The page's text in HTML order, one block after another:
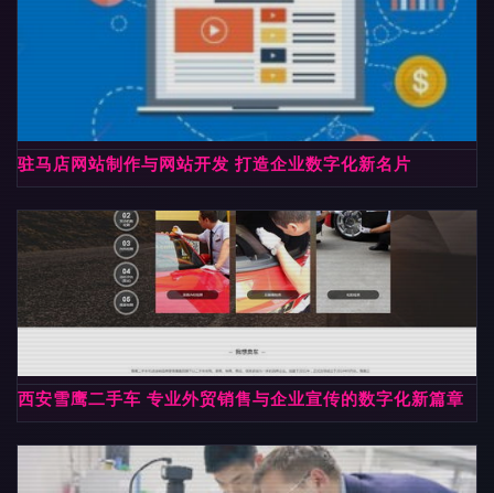
驻马店网站制作与网站开发 打造企业数字化新名片
西安雪鹰二手车 专业外贸销售与企业宣传的数字化新篇章